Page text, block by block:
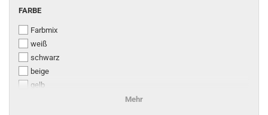
FARBE
FARBE
Farbmix
weiß
schwarz
beige
gelb